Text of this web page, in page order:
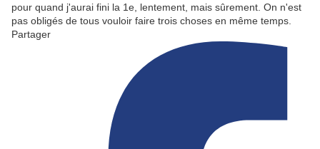
pour quand j'aurai fini la 1e, lentement, mais sûrement. On n'est
pas obligés de tous vouloir faire trois choses en même temps.
Partager